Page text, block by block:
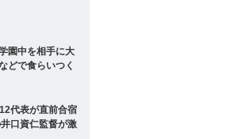
園中を相手に大
どで食らいつく
代表が直前合宿
口資仁監督が激